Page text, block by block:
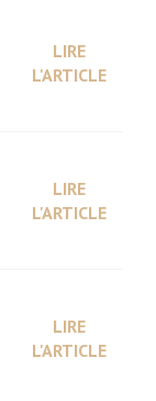
LIRE
L'ARTICLE
LIRE
L'ARTICLE
LIRE
L'ARTICLE